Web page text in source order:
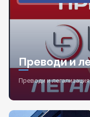
Преводи и
Преводи и